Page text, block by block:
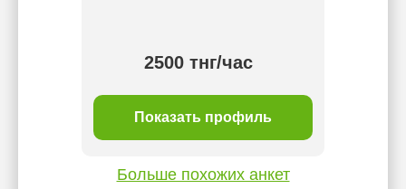
2500 тнг/час
Показать профиль
Больше похожих анкет